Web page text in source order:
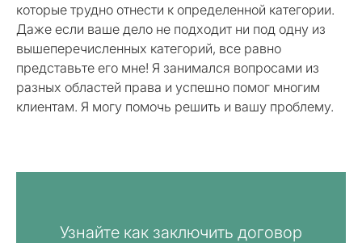
которые трудно отнести к определенной категории.
Даже если ваше дело не подходит ни под одну из
вышеперечисленных категорий, все равно
представьте его мне! Я занимался вопросами из
разных областей права и успешно помог многим
клиентам. Я могу помочь решить и вашу проблему.
Узнайте как заключить договор